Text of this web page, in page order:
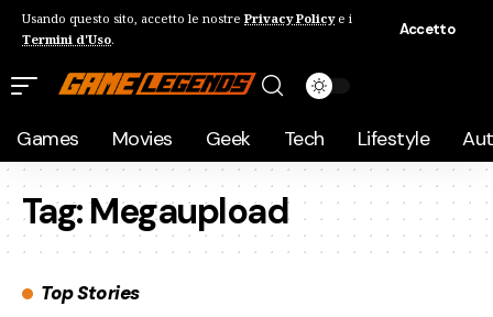
Usando questo sito, accetto le nostre Privacy Policye i
Termini d'Uso.
Accetto
Games Movies Geek Tech Lifestyle
Tag:Megaupload
Top Stories